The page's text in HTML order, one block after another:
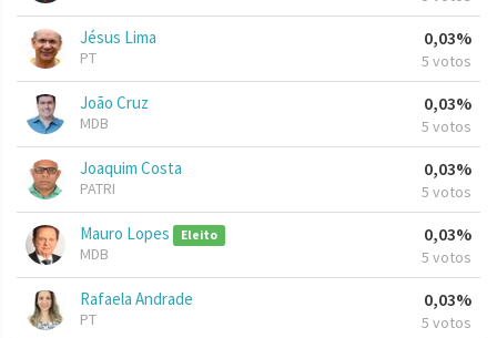
Jésus Lima
PT
0,03%
5 votos
João Cruz
MDB
0,03%
5 votos
Joaquim Costa
PATRI
0,03%
5 votos
Mauro Lopes Eleito
MDB
0,03%
5 votos
Rafaela Andrade
PT
0,03%
5 votos